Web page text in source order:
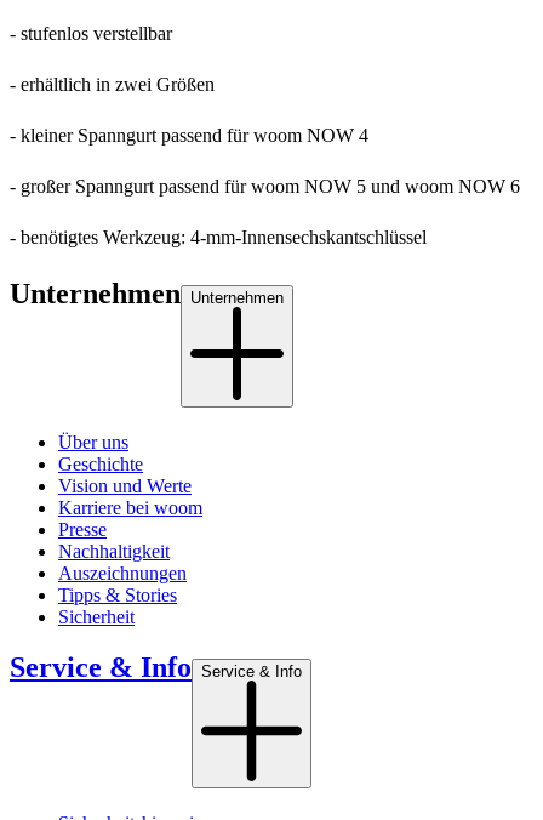
- stufenlos verstellbar
- erhältlich in zwei Größen
- kleiner Spanngurt passend für woom NOW 4
- großer Spanngurt passend für woom NOW 5 und woom NOW 6
- benötigtes Werkzeug: 4-mm-Innensechskantschlüssel
Unternehmen Unternehmen
Über uns
Geschichte
Vision und Werte
Karriere bei woom
Presse
Nachhaltigkeit
Auszeichnungen
Tipps & Stories
Sicherheit
Service & Info Service & Info